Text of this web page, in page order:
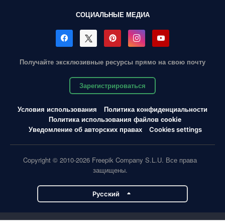
СОЦИАЛЬНЫЕ МЕДИА
Получайте эксклюзивные ресурсы прямо на свою почту
Зарегистрироваться
Условия использования
Политика конфиденциальности
Политика использования файлов cookie
Уведомление об авторских правах
Cookies settings
Copyright © 2010-2026 Freepik Company S.L.U. Все права
защищены.
Pусский